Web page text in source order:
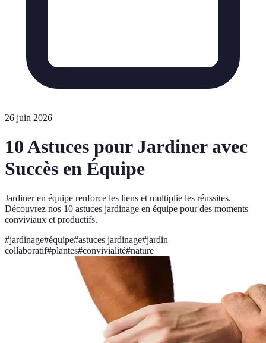
26 juin 2026
10 Astuces pour Jardiner avec
Succès en Équipe
Jardiner en équipe renforce les liens et multiplie les réussites.
Découvrez nos 10 astuces jardinage en équipe pour des moments
conviviaux et productifs.
#jardinage#équipe#astuces jardinage#jardin
collaboratif#plantes#convivialité#nature